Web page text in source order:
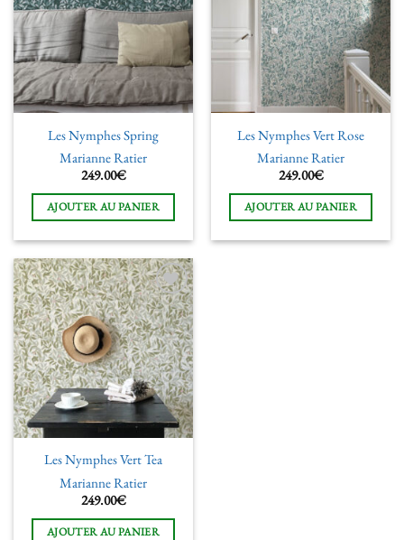
de
souhaits
Les Nymphes Spring
Marianne Ratier
249.00€
AJOUTER AU PANIER
de
souhaits
Les Nymphes Vert Rose
Marianne Ratier
249.00€
AJOUTER AU PANIER
Ajouter
à la liste
de
souhaits
Les Nymphes Vert Tea
Marianne Ratier
249.00€
AJOUTER AU PANIER